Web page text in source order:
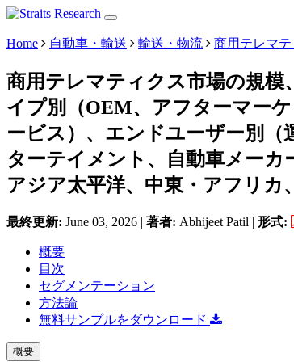
Home 自動車・輸送 輸送・物流 商用テレマ
商用テレマティクス市場の規
イプ別（OEM、アフターマー
ービス）、エンドユーザー別（
ターテイメント、自動車メーカ
アジア太平洋、中東・アフリカ
最終更新: June 03, 2026 | 著者: Abhijeet Patil | 形式:
概要
目次
セグメンテーション
方法論
無料サンプルをダウンロード
概要